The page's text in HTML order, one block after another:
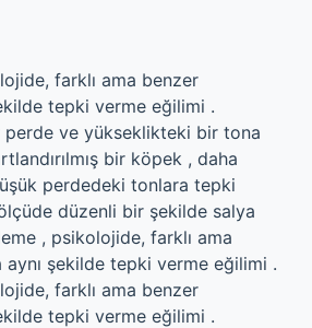
farklı ama benzer
tepki verme eğilimi .
perde ve yükseklikteki bir tona
bir köpek , daha
perdedeki tonlara tepki
düzenli bir şekilde salya
, psikolojide, farklı ama
aynı şekilde tepki verme eğilimi .
farklı ama benzer
tepki verme eğilimi .